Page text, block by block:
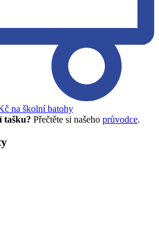
na školní batohy
tašku? Přečtěte si našeho průvodce.